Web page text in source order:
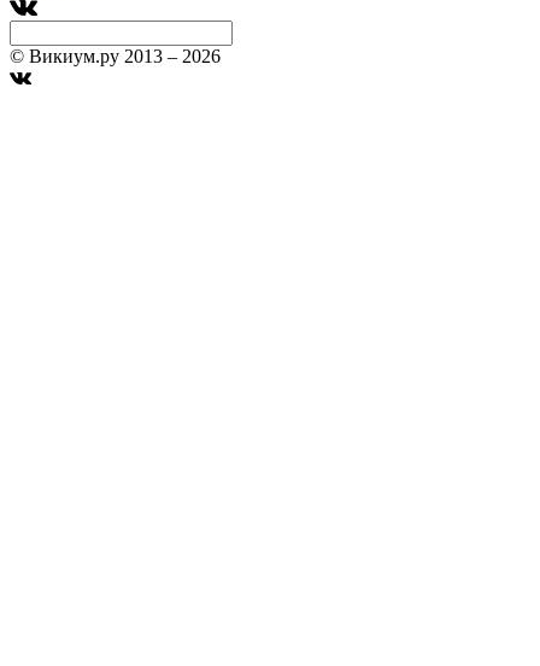
© Викиум.ру 2013 – 2026